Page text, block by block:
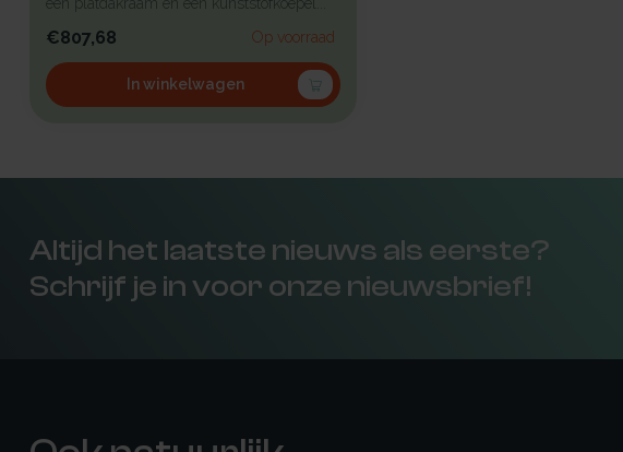
€807,68 Op voorraad
In winkelwagen
Altijd het laatste nieuws als eerste?
Schrijf je in voor onze nieuwsbrief!